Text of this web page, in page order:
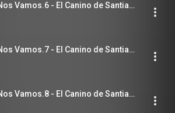
Vamos Que Nos Vamos.6 - El Canino de Santiago
Vamos Que Nos Vamos.7 - El Canino de Santiago
Vamos Que Nos Vamos.8 - El Canino de Santiago